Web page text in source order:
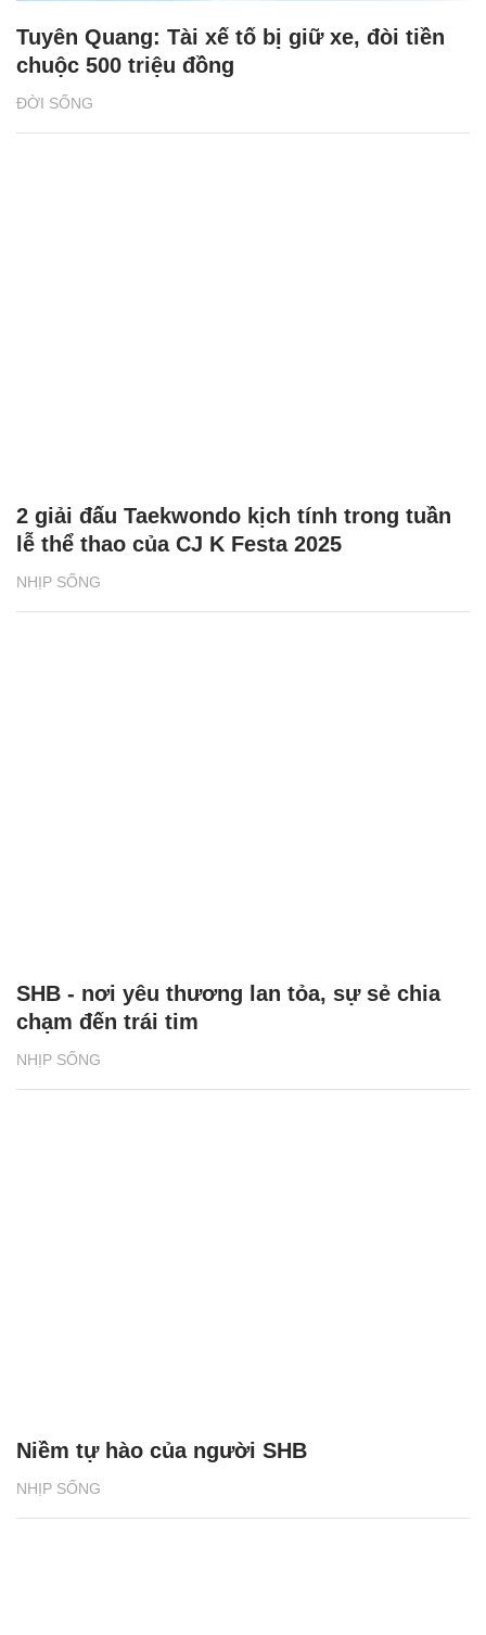
ĐỜI SỐNG
Tuyên Quang: Tài xế tố bị giữ xe, đòi tiền
chuộc 500 triệu đồng
NHỊP SỐNG
2 giải đấu Taekwondo kịch tính trong tuần
lễ thể thao của CJ K Festa 2025
NHỊP SỐNG
SHB - nơi yêu thương lan tỏa, sự sẻ chia
chạm đến trái tim
NHỊP SỐNG
Niềm tự hào của người SHB